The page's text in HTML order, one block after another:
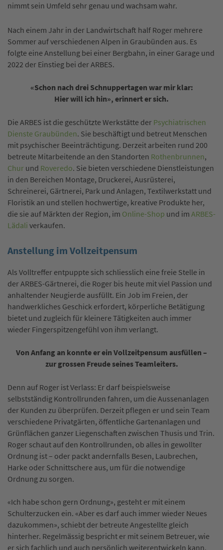
nimmt sein Umfeld sehr genau und wachsam wahr.
Nach einem Jahr in der Landwirtschaft half Roger mehrere
Sommer auf verschiedenen Alpen in Graubünden aus. Es
folgte eine Anstellung bei einer Bergbahn, in einer Garage und
2022 der Einstieg bei der ARBES.
«Schon nach drei Schnuppertagen war mir klar:
Hier will ich hin», erinnert er sich.
Die ARBES ist die geschützte Werkstätte der Psychiatrischen
Dienste Graubünden. Sie beschäftigt und betreut Menschen
mit psychischer Beeinträchtigung. Derzeit arbeiten rund 200
betreute Mitarbeitende an den Standorten Rothenbrunnen,
Chur und Roveredo. Sie bieten verschiedene Dienstleistungen
in den Bereichen Montage, Druckerei, Ausrüsterei,
Schreinerei, Gärtnerei, Park und Anlagen, Textilwerkstatt und
Floristik an und stellen hochwertige, kreative Produkte her,
die sie auf Märkten der Region, im Online-Shop und im ARBES-
Lädali verkaufen.
Anstellung im Vollzeitpensum
Als Volltreffer entpuppte sich schliesslich eine freie Stelle in
der ARBES-Gärtnerei, die Roger bis heute mit viel Passion und
anhaltender Neugierde ausfüllt. Ein Job im Freien, der
handwerkliches Geschick erfordert, körperliche Betätigung
bietet und zugleich für kleinere Tätigkeiten auch immer
wieder Fingerspitzengefühl von ihm verlangt.
Von Anfang an konnte er ein Vollzeitpensum ausfüllen –
zur grossen Freude seines Teamleiters.
Denn auf Roger ist Verlass: Er darf beispielsweise
selbstständig Kontrollrunden fahren, um die Aussenanlagen
der Kunden zu überprüfen. Derzeit pflegen er und sein Team
verschiedene Privatgärten, öffentliche Gartenanlagen und
Grünflächen ganzer Liegenschaften zwischen Thusis und Trin.
Roger schaut auf den Kontrollrunden, ob alles in gewollter
Ordnung ist – oder packt andernfalls Besen, Laubrechen,
Harke oder Schnittschere aus, um für die notwendige
Ordnung zu sorgen.
«Ich habe schon gern Ordnung», gesteht er mit einem
Schulterzucken ein. «Aber es darf auch immer wieder Neues
dazukommen», schiebt der betreute Angestellte gleich
hinterher. Regelmässig bespricht er mit seinem Betreuer, wie
er sich fachlich und auch persönlich weiterentwickeln kann.